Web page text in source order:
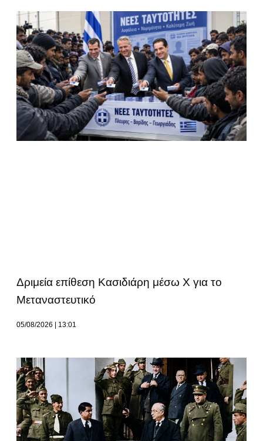
Δριμεία επίθεση Κασιδιάρη μέσω Χ για το
Μεταναστευτικό
05/08/2026 13:01